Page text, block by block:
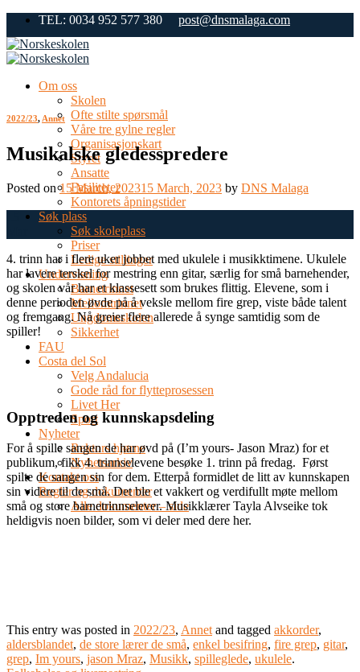
Skip
content
TEL: 0034 952 577 380 post@dnsmalaga.com
Om oss
Skolen
Ofte stilte spørsmål
Våre tre gylne regler
Organisasjonskart
Styret
Ansatte
Fasiliteter
Kontorets åpningstider
Søk plass
Søk skoleplass
Priser
Ledige stillinger
Undervisning
Barnetrinnet
Mellomtrinnet
Ungdomsskolen
Sikkerhet
FAU
Costa del Sol
Velg Andalucia
Gode råd for flytteprosessen
Livet Her
Sport
Nyheter
Rektors hjørne
Nyhetsarkiv
Kontakt oss
Regler og dokumenter
Alle dokumenter – side
2022/23, Annet
Musikalske gledesspredere
Posted on15 March, 202315 March, 2023 by DNS Malaga
4. trinn har i flere uker jobbet med ukulele i musikktimene. Ukulele
har lavere terskel for mestring enn gitar, særlig for små barnehender,
og skolen vår har et klassesett som brukes flittig. Elevene, som i
denne perioden øvde på å veksle mellom fire grep, viste både talent
og fremgang. Nå greier flere allerede å synge samtidig som de
spiller!
Opptreden og kunnskapsdeling
For å spille sangen de har øvd på (I’m yours- Jason Mraz) for et
publikum, fikk 4. trinnselevene besøke 1. trinn på fredag. Først
spilte de sangen sin for dem. Etterpå formidlet de litt av kunnskapen
sin videre til de små. Det ble et vakkert og verdifullt møte mellom
små og store barnetrinnselever. Musikklærer Tayla Alvseike tok
heldigvis noen bilder, som vi deler med dere her.
This entry was posted in 2022/23, Annet and tagged akkorder,
aldersblandet, de store lærer de små, enkel besifring, fire grep, gitar,
grep, Im yours, jason Mraz, Musikk, spilleglede, ukulele.